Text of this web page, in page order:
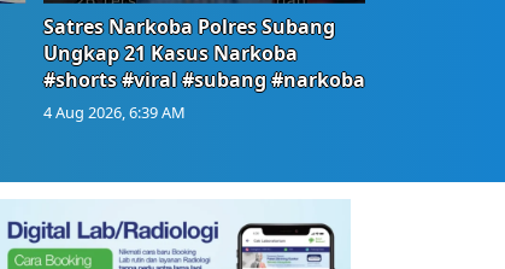
Satres Narkoba Polres Subang
Ungkap 21 Kasus Narkoba
#shorts #viral #subang #narkoba
4 Aug 2026, 6:39 AM